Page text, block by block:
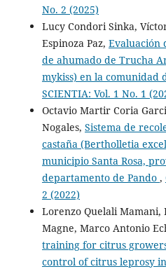
No. 2 (2025)
Lucy Condori Sinka,
Espinoza Paz, Evaluación
de ahumado de Trucha
mykiss) en la comunidad
SCIENTIA: Vol. 1 No. 1
Octavio Martir Coria
Nogales, Sistema de
castaña (Bertholletia
municipio Santa Rosa,
departamento de Pando ,
2 (2022)
Lorenzo Quelali
Magne, Marco Antonio
training for citrus
control of citrus leprosy